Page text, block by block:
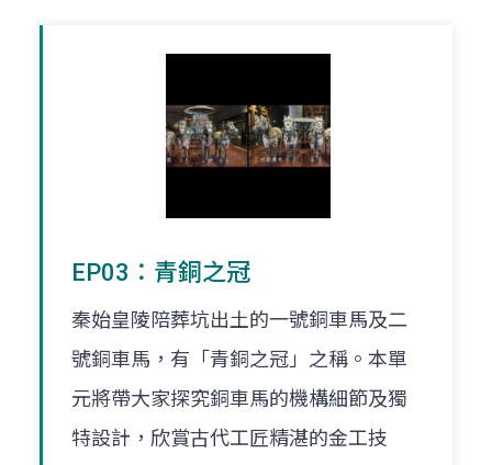
EP03：青銅之冠
秦始皇陵陪葬坑出土的一號銅車馬及二
號銅車馬，有「青銅之冠」之稱。本單
元將帶大家探究銅車馬的機構細節及獨
特設計，欣賞古代工匠精湛的金工技